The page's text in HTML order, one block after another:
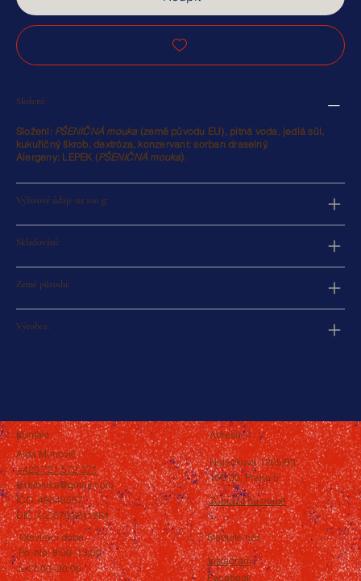
Složení:
Složení: PŠENIČNÁ mouka (země původu EU), pitná voda, jedlá sůl,
kukuřičný škrob, dextróza, konzervant: sorban draselný.
Alergeny: LEPEK (PŠENIČNÁ mouka).
Výživové údaje na 100 g:
Skladování:
Země původu:
Výrobce:
Kontakt
Aida Muhovič
+420 721 572 371
aidabluka@gmail.com
IČO: 49645587
DIČ: CZ 6751241981
Adresa
Holečkova 1205/93
150 00, Praha 5
Zobrazit na mapě
Otevírací doba
Po–Ne: 8:00–13:00
a 17:00–20:00
Sledujte nás
Instagram
Facebook